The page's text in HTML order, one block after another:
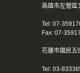
高雄市左營區
Tel: 07-
Fax: 07-
花蓮市國民五
Tel: 03-